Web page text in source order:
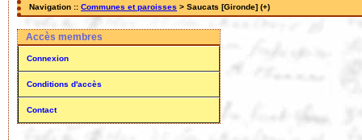
Navigation :: Communes et paroisses > Saucats [Gironde] (+)
Accès membres
Connexion
Conditions d'accès
Contact